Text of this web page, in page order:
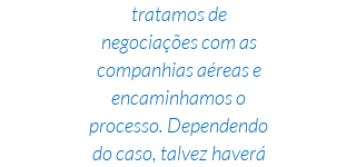
tratamos de
negociações com as
companhias aéreas e
encaminhamos o
processo. Dependendo
do caso, talvez haverá